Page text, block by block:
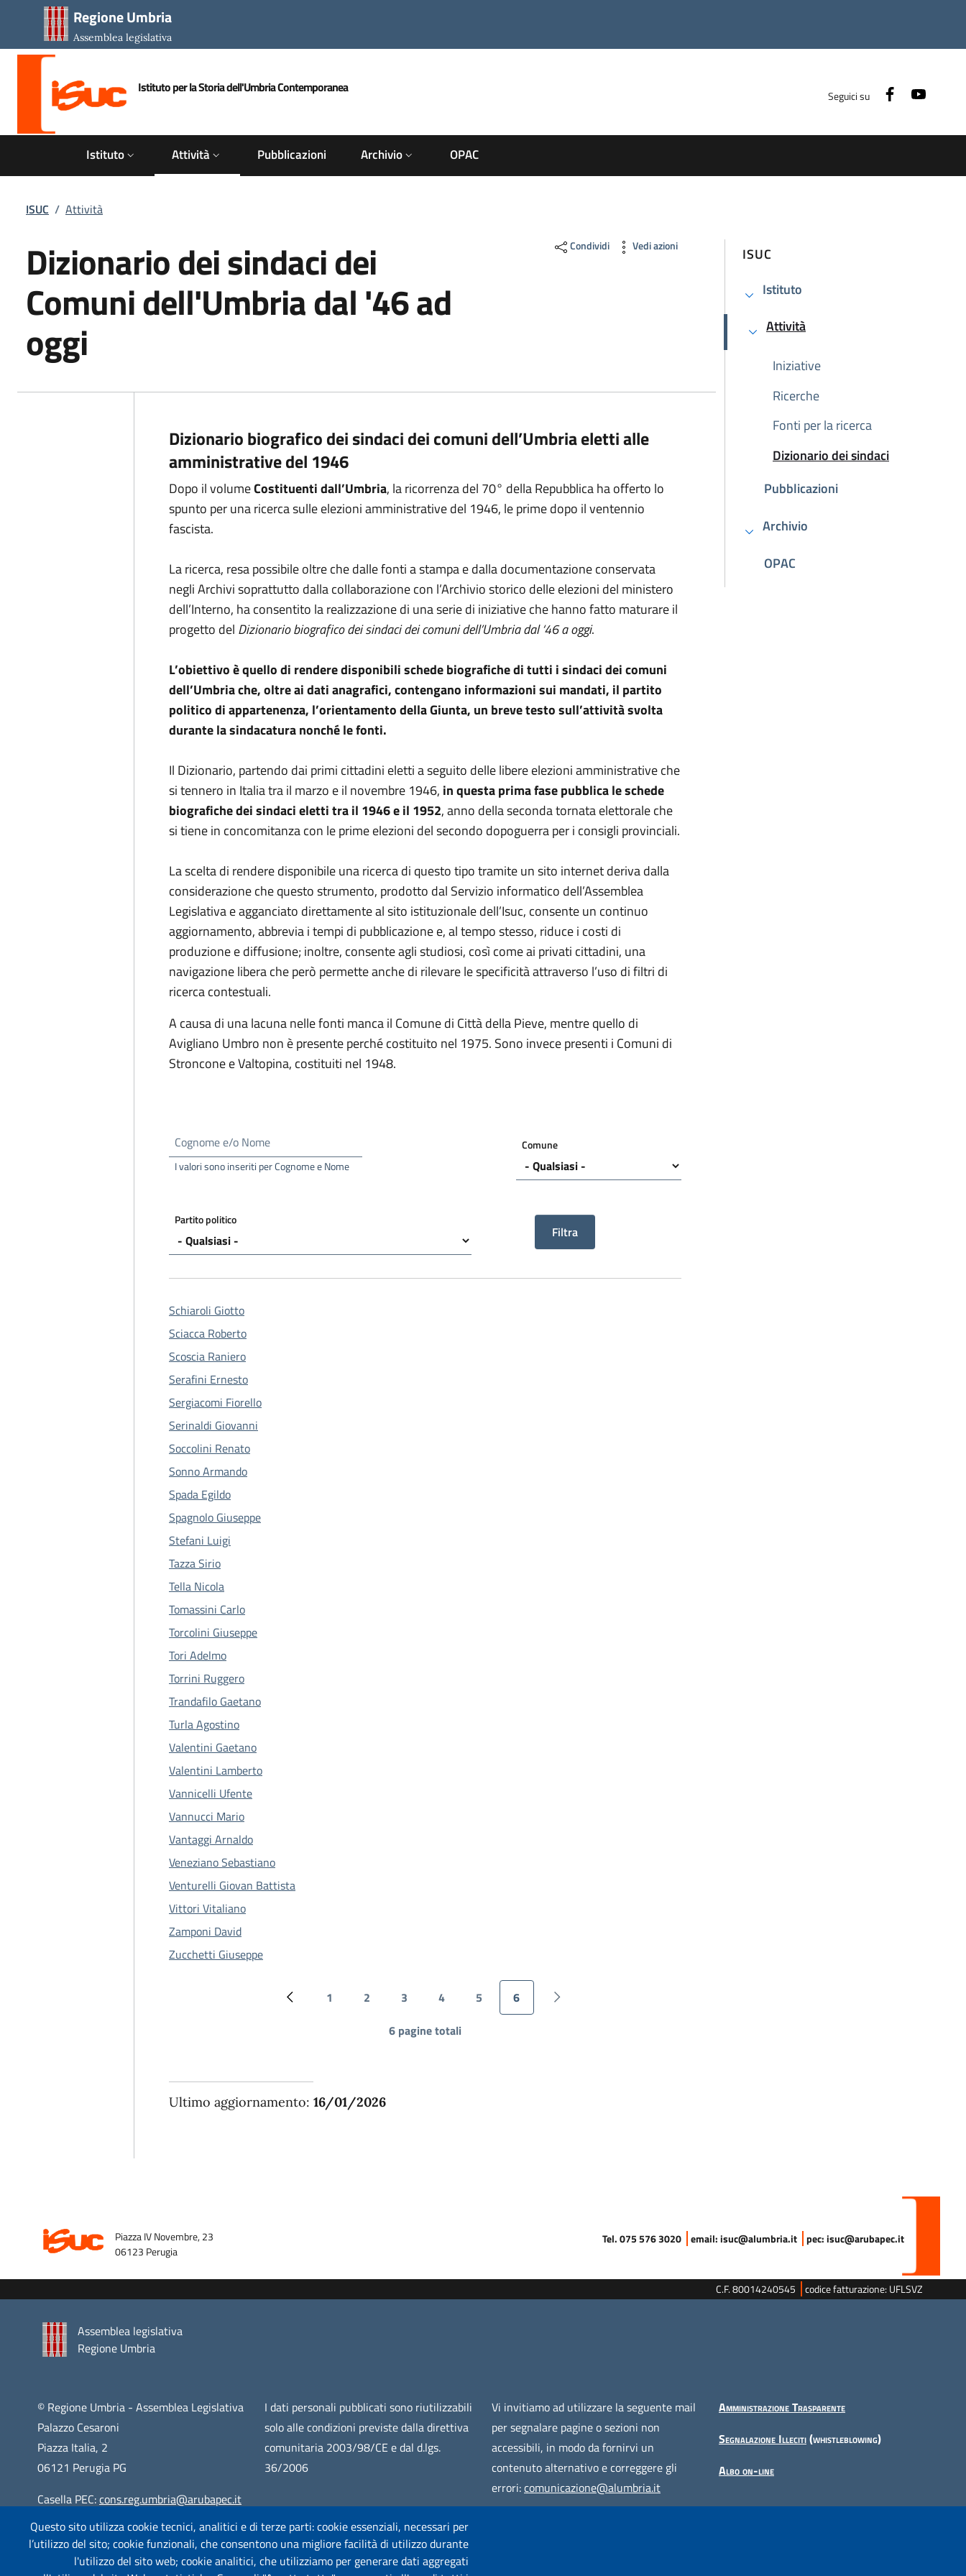
Salta al contenuto principale
Salta al piè di paginaRegione Umbria
Assemblea legislativa
Istituto per la Storia dell'Umbria Contemporanea
Seguici su Facebook
ISUCIstituto Attività Pubblicazioni Archivio OPAC
Briciole di pane
ISUC / Attività
Dizionario dei sindaci dei
Comuni dell'Umbria dal '46 ad
oggi
Condividi Vedi azioni
Dizionario biografico dei sindaci dei comuni dell’Umbria eletti alle
amministrative del 1946
Dopo il volumeCostituenti dall’Umbria, la ricorrenza del 70° della Repubblica ha offerto lo
spunto per una ricerca sulle elezioni amministrative del 1946, le prime dopo il ventennio
fascista.
La ricerca, resa possibile oltre che dalle fonti a stampa e dalla documentazione conservata
negli Archivi soprattutto dalla collaborazione con l’Archivio storico delle elezioni del ministero
dell’Interno, ha consentito la realizzazione di una serie di iniziative che hanno fatto maturare il
progetto del Dizionario biografico dei sindaci dei comuni dell’Umbria dal ‘46 a oggi.
L’obiettivo è quello di rendere disponibili schede biografiche di tutti i sindaci dei comuni
dell’Umbria che, oltre ai dati anagrafici, contengano informazioni sui mandati, il partito
politico di appartenenza, l’orientamento della Giunta, un breve testo sull’attività svolta
durante la sindacatura nonché le fonti.
Il Dizionario, partendo dai primi cittadini eletti a seguito delle libere elezioni amministrative che
si tennero in Italia tra il marzo e il novembre 1946, in questa prima fase pubblica le schede
biografiche dei sindaci eletti tra il 1946 e il 1952, anno della seconda tornata elettorale che
si tiene in concomitanza con le prime elezioni del secondo dopoguerra per i consigli provinciali.
La scelta di rendere disponibile una ricerca di questo tipo tramite un sito internet deriva dalla
considerazione che questo strumento, prodotto dal Servizio informatico dell’Assemblea
Legislativa e agganciato direttamente al sito istituzionale dell’Isuc, consente un continuo
aggiornamento, abbrevia i tempi di pubblicazione e, al tempo stesso, riduce i costi di
produzione e diffusione; inoltre, consente agli studiosi, così come ai privati cittadini, una
navigazione libera che però permette anche di rilevare le specificità attraverso l’uso di filtri di
ricerca contestuali.
A causa di una lacuna nelle fonti manca il Comune di Città della Pieve, mentre quello di
Avigliano Umbro non è presente perché costituito nel 1975. Sono invece presenti i Comuni di
Stroncone e Valtopina, costituiti nel 1948.
Cognome e/o Nome
I valori sono inseriti per Cognome e Nome
Comune
Partito politico
Schiaroli Giotto
Sciacca Roberto
Scoscia Raniero
Serafini Ernesto
Sergiacomi Fiorello
Serinaldi Giovanni
Soccolini Renato
Sonno Armando
Spada Egildo
Spagnolo Giuseppe
Stefani Luigi
Tazza Sirio
Tella Nicola
Tomassini Carlo
Torcolini Giuseppe
Tori Adelmo
Torrini Ruggero
Trandafilo Gaetano
Turla Agostino
Valentini Gaetano
Valentini Lamberto
Vannicelli Ufente
Vannucci Mario
Vantaggi Arnaldo
Veneziano Sebastiano
Venturelli Giovan Battista
Vittori Vitaliano
Zamponi David
Zucchetti Giuseppe
Pagina precedente
Page
1
Page
2
Page
3
Page
4
Page
5
Pagina attuale
6
Pagina successiva
6 pagine totali
Ultimo aggiornamento: 16/01/2026
ISUC
Istituto
Attività
Attivo
Iniziative
Ricerche
Fonti per la ricerca
Dizionario dei sindaci
Pubblicazioni
Archivio
OPAC
Piazza IV Novembre, 23
06123 Perugia
Tel. 075 576 3020 email: isuc@alumbria.it pec: isuc@arubapec.it
C.F. 80014240545 codice fatturazione: UFLSVZ
Assemblea legislativa
Regione Umbria
© Regione Umbria - Assemblea Legislativa
Palazzo Cesaroni
Piazza Italia, 2
06121 Perugia PG
Casella PEC:cons.reg.umbria@arubapec.it
Centralino: 075 5761
CF: 94065130547
I dati personali pubblicati sono riutilizzabili
solo alle condizioni previste dalla direttiva
comunitaria 2003/98/CE e dal d.lgs.
36/2006
Vi invitiamo ad utilizzare la seguente mail
per segnalare pagine o sezioni non
accessibili, in modo da fornirvi un
contenuto alternativo e correggere gli
errori:comunicazione@alumbria.it
Amministrazione Trasparente
Segnalazione Illeciti(whistleblowing)
Albo on-line
Questo sito utilizza cookie tecnici, analitici e di terze parti: cookie essenziali, necessari per
l’utilizzo del sito; cookie funzionali, che consentono una migliore facilità di utilizzo durante
l'utilizzo del sito web; cookie analitici, che utilizziamo per generare dati aggregati